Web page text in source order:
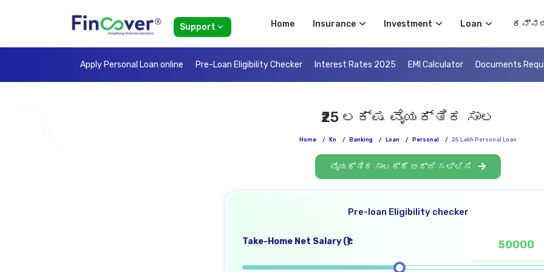
Support Home Insurance Investment Loan Select
Apply Personal Loan online Pre-Loan Eligibility Checker Interest Rates 2025 EMI Calculator Documents
₹25 ಲಕ್ಷ ವೈಯಕ್ತಿಕ ಸಾಲ
Home / Kn / Banking / Loan / Personal / 25 Lakh Personal Loan
ವೈಯಕ್ತಿಕ ಸಾಲಕ್ಕೆ ಅರ್ಜಿ ಸಲ್ಲಿಸಿ
Pre-loan Eligibility checker
Take-Home Net Salary (₹):